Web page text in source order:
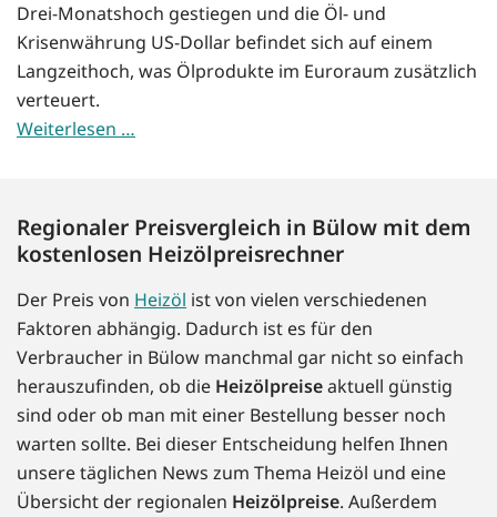
Drei-Monatshoch gestiegen und die Öl- und
Krisenwährung US-Dollar befindet sich auf einem
Langzeithoch, was Ölprodukte im Euroraum zusätzlich
verteuert.
Weiterlesen …
Regionaler Preisvergleich in Bülow mit dem
kostenlosen Heizölpreisrechner
Der Preis von Heizöl ist von vielen verschiedenen
Faktoren abhängig. Dadurch ist es für den
Verbraucher in Bülow manchmal gar nicht so einfach
herauszufinden, ob die Heizölpreiseaktuell günstig
sind oder ob man mit einer Bestellung besser noch
warten sollte. Bei dieser Entscheidung helfen Ihnen
unsere täglichen News zum Thema Heizöl und eine
Übersicht der regionalen Heizölpreise. Außerdem